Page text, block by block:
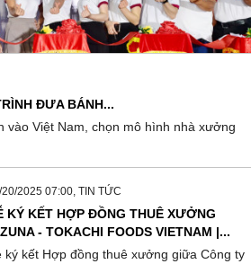
ĐƯA BÁNH...
vào Việt Nam, chọn mô hình nhà xưởng
20/2025 07:00, TIN TỨC
KÝ KẾT HỢP ĐỒNG THUÊ XƯỞNG
- TOKACHI FOODS VIETNAM |...
ký kết Hợp đồng thuê xưởng giữa Công ty